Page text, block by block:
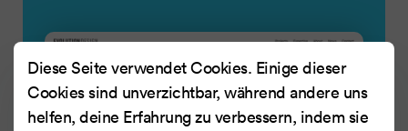
Diese Seite verwendet Cookies. Einige dieser
Cookies sind unverzichtbar, während andere uns
helfen, deine Erfahrung zu verbessern, indem sie